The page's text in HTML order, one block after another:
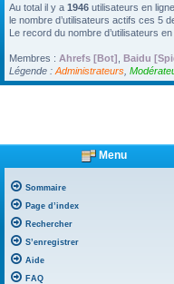
Au total il y a 1946 utilisateurs en
le nombre d’utilisateurs actifs ces 5
Le record du nombre d’utilisateurs
Membres : Ahrefs [Bot] Baidu
Légende : Administrateurs
Menu
Sommaire
Page d’index
Rechercher
S’enregistrer
Aide
FAQ